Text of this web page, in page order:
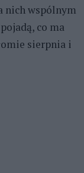
nich wspólnym
co ma
sierpnia i